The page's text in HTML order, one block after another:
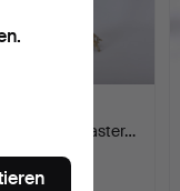
1 Paar, Alabaster…